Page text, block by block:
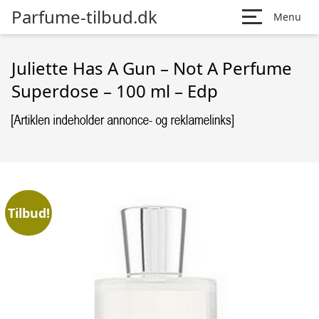
Parfume-tilbud.dk Menu
Juliette Has A Gun – Not A Perfume
Superdose – 100 ml – Edp
Tilbud!